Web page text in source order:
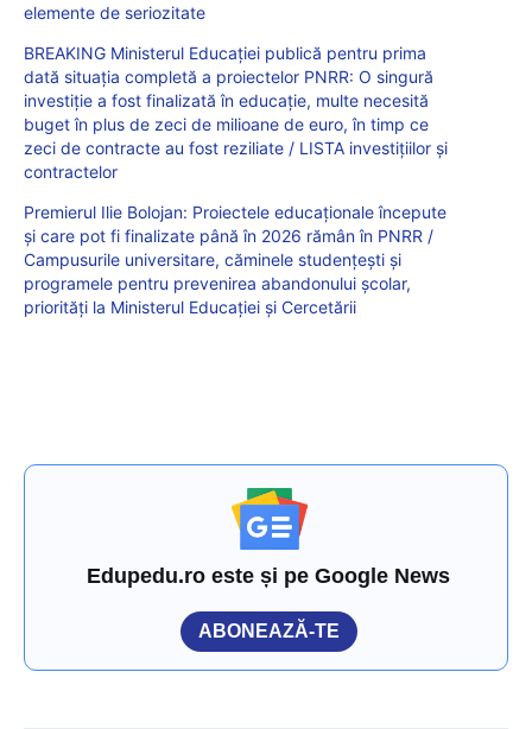
elemente de seriozitate
BREAKING Ministerul Educației publică pentru prima
dată situația completă a proiectelor PNRR: O singură
investiție a fost finalizată în educație, multe necesită
buget în plus de zeci de milioane de euro, în timp ce
zeci de contracte au fost reziliate / LISTA investițiilor și
contractelor
Premierul Ilie Bolojan: Proiectele educaționale începute
și care pot fi finalizate până în 2026 rămân în PNRR /
Campusurile universitare, căminele studențești și
programele pentru prevenirea abandonului școlar,
priorități la Ministerul Educației și Cercetării
Edupedu.ro este și pe Google News
ABONEAZĂ-TE